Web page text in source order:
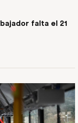
falta el 21